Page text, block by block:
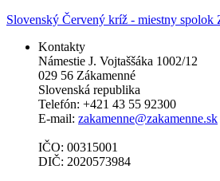
Slovenský Červený kríž - miestny spolok
Kontakty
Námestie J. Vojtaššáka 1002/12
029 56 Zákamenné
Slovenská republika
Telefón: +421 43 55 92300
E-mail: zakamenne@zakamenne.sk
IČO: 00315001
DIČ: 2020573984